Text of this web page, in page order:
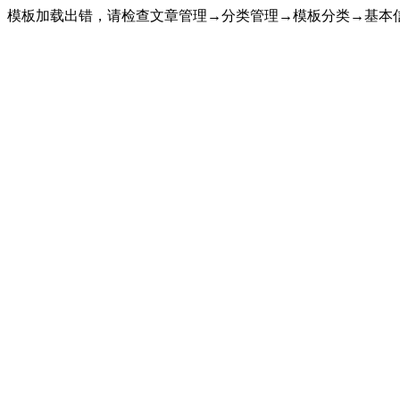
模板加载出错，请检查文章管理→分类管理→模板分类→基本